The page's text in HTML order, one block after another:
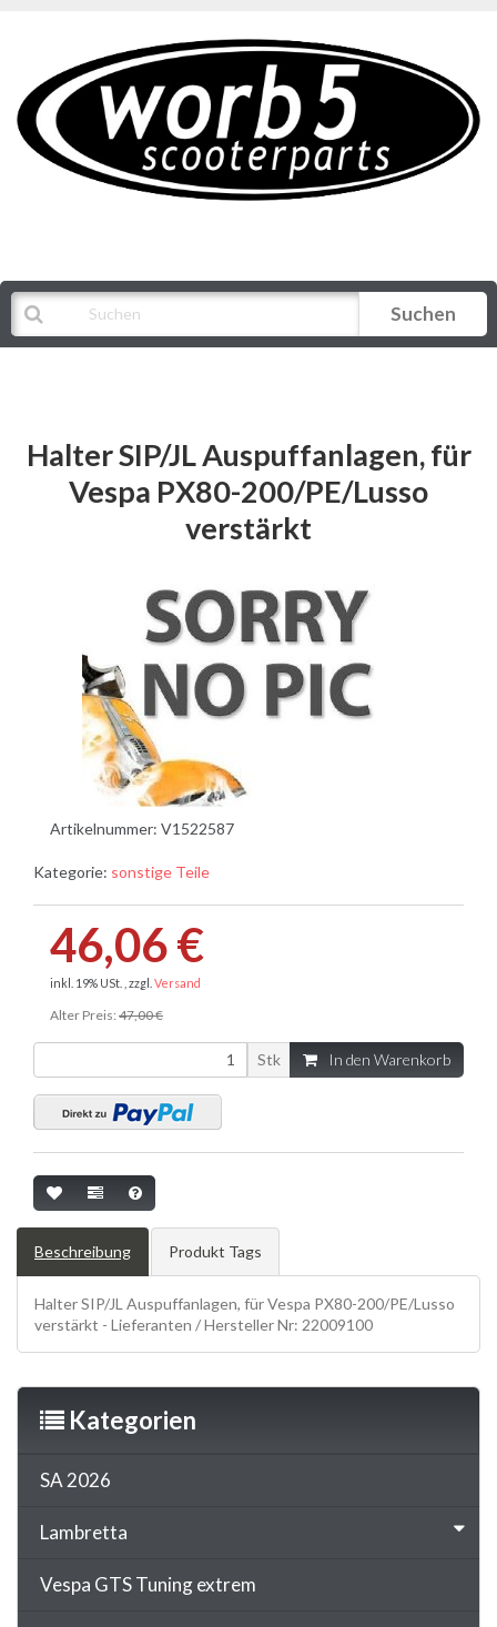
Suchen
Halter SIP/JL Auspuffanlagen, für
Vespa PX80-200/PE/Lusso
verstärkt
Artikelnummer: V1522587
Kategorie: sonstige Teile
46,06 €
inkl. 19% USt. , zzgl. Versand
Alter Preis: 47,00 €
Stk In den Warenkorb
Beschreibung Produkt Tags
Halter SIP/JL Auspuffanlagen, für Vespa PX80-200/PE/Lusso
verstärkt - Lieferanten / Hersteller Nr: 22009100
Kategorien
SA 2026
Lambretta
Vespa GTS Tuning extrem